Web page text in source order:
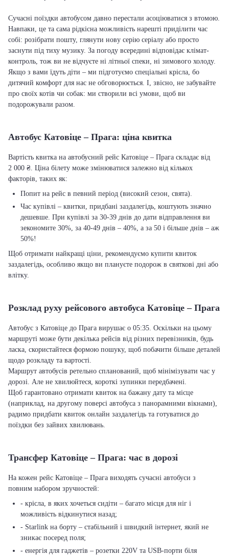
Сучасні поїздки автобусом давно перестали асоціюватися з втомою.
Навпаки, це та сама рідкісна можливість нарешті приділити час
собі: розібрати пошту, глянути нову серію серіалу або просто
заснути під тиху музику. За погоду всередині відповідає клімат-
контроль, тож ви не відчуєте ні літньої спеки, ні зимового холоду.
Якщо з вами їдуть діти – ми підготуємо спеціальні крісла, бо
дитячий комфорт для нас не обговорюється. І, звісно, не забувайте
про своїх котів чи собак: ми створили всі умови, щоб ви
подорожували разом.
Автобус Катовіце – Прага: ціна квитка
Вартість квитка на автобусний рейс Катовіце – Прага складає від
2 000 ₴. Ціна білету може змінюватися залежно від кількох
факторів, таких як:
Попит на рейс в певний період (високий сезон, свята).
Час купівлі – квитки, придбані заздалегідь, коштують значно
дешевше. При купівлі за 30-39 днів до дати відправлення ви
зекономите 30%, за 40-49 днів – 40%, а за 50 і більше днів – аж
50%!
Щоб отримати найкращі ціни, рекомендуємо купити квиток
заздалегідь, особливо якщо ви плануєте подорож в святкові дні або
влітку.
Розклад руху рейсового автобуса Катовіце – Прага
Автобус з Катовіце до Прага вирушає о 05:35. Оскільки на цьому
маршруті може бути декілька рейсів від різних перевізників, будь
ласка, скористайтеся формою пошуку, щоб побачити більше деталей
щодо розкладу та вартості.
Маршрут автобусів ретельно спланований, щоб мінімізувати час у
дорозі. Але не хвилюйтеся, короткі зупинки передбачені.
Щоб гарантовано отримати квиток на бажану дату та місце
(наприклад, на другому поверсі автобуса з панорамними вікнами),
радимо придбати квиток онлайн заздалегідь та готуватися до
поїздки без зайвих хвилювань.
Трансфер Катовіце – Прага: час в дорозі
На кожен рейс Катовіце – Прага виходять сучасні автобуси з
повним набором зручностей:
- крісла, в яких хочеться сидіти – багато місця для ніг і
можливість відкинутися назад;
- Starlink на борту – стабільний і швидкий інтернет, який не
зникає посеред поля;
- енергія для гаджетів – розетки 220V та USB-порти біля